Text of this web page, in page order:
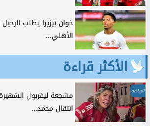
خوان بيزيرا يطلب
الأهلي...
الأكثر قراءة
الرياضة
مشجعة ليفربول
انتقال محمد...